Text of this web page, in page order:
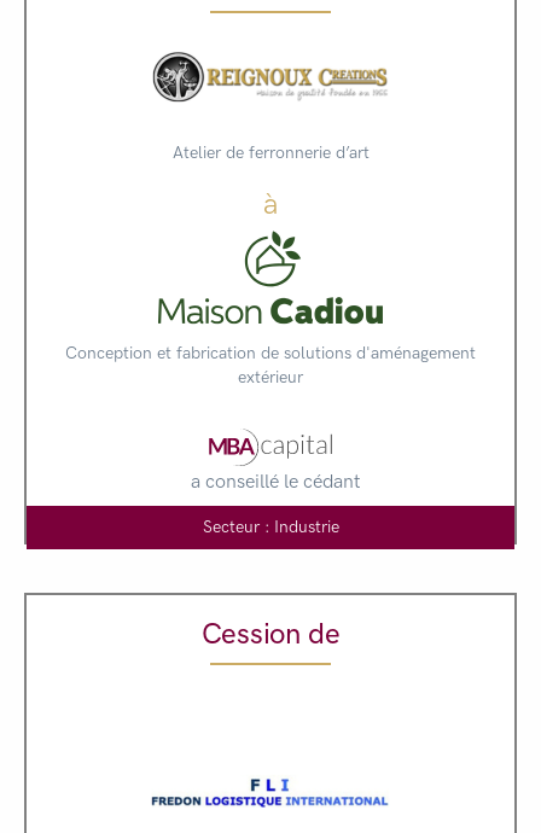
Atelier de ferronnerie d’art
à
Conception et fabrication de solutions d'aménagement
extérieur
a conseillé le cédant
Secteur : Industrie
Cession de